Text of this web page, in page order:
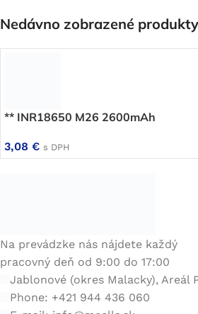
Nedávno zobrazené produkty
** INR18650 M26 2600mAh
3,08 € s DPH
Na prevádzke nás nájdete každý
pracovný deň od 9:00 do 17:00
Jablonové (okres Malacky), Areál
Phone: +421 944 436 060